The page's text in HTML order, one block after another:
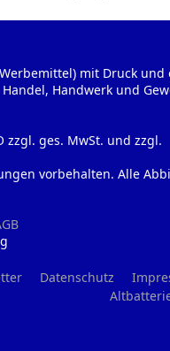
mit Druck und
Handwerk und
zzgl. ges. MwSt. und zzgl.
vorbehalten. Alle
Datenschutz